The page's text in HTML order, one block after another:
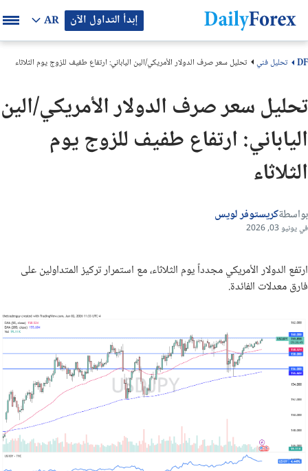
إبدأ التداول الآن AR
DF تحليل فني تحليل سعر صرف الدولار الأمريكي/الين الياباني: ارتفاع طفيف للزوج يوم الثلاثاء
تحليل سعر صرف الدولار الأمريكي/الين
الياباني: ارتفاع طفيف للزوج يوم
الثلاثاء
بواسطةكريستوفر لويس
في يونيو 03, 2026
ارتفع الدولار الأمريكي مجدداً يوم الثلاثاء، مع استمرار تركيز المتداولين على
فارق معدلات الفائدة.